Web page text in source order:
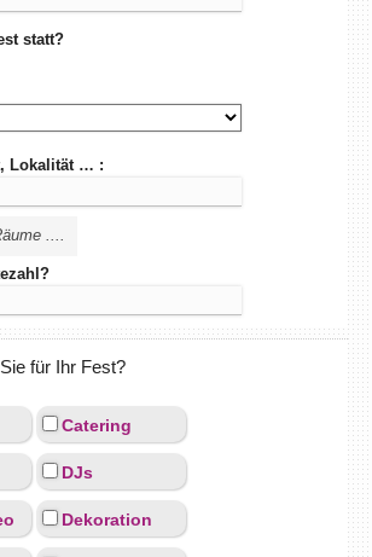
statt?
Lokalität … :
....
für Ihr Fest?
Catering
DJs
Dekoration